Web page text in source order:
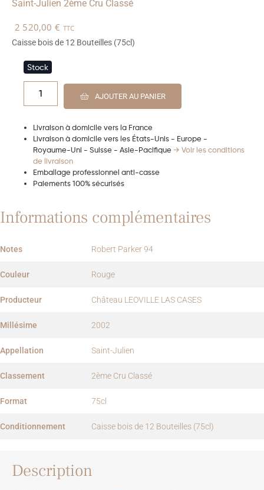
Saint-Julien 2ème Cru Classé
2 520,00 € TTC
Caisse bois de 12 Bouteilles (75cl)
Stock
1 AJOUTER AU PANIER
Livraison à domicile vers la France
Livraison à domicile vers les États-Unis - Europe -
Royaume-Uni - Suisse - Asie-Pacifique → Voir les conditions
de livraison
Emballage professionnel anti-casse
Paiements 100% sécurisés
Description
Informations complémentaires
Notes Robert Parker 94
Couleur Rouge
Producteur Château LEOVILLE LAS CASES
Millésime 2002
Appellation Saint-Julien
Classement 2ème Cru Classé
Format 75cl
Conditionnement Caisse bois de 12 Bouteilles (75cl)